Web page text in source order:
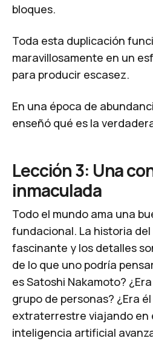
bloques.
Toda esta duplicación
maravillosamente en un
para producir escasez.
En una época de
enseñó qué es la
Lección 3: Una
inmaculada
Todo el mundo ama una
fundacional. La historia
fascinante y los detalles
de lo que uno podría
es Satoshi Nakamoto?
grupo de personas? ¿Era
extraterrestre viajando en
inteligencia artificial